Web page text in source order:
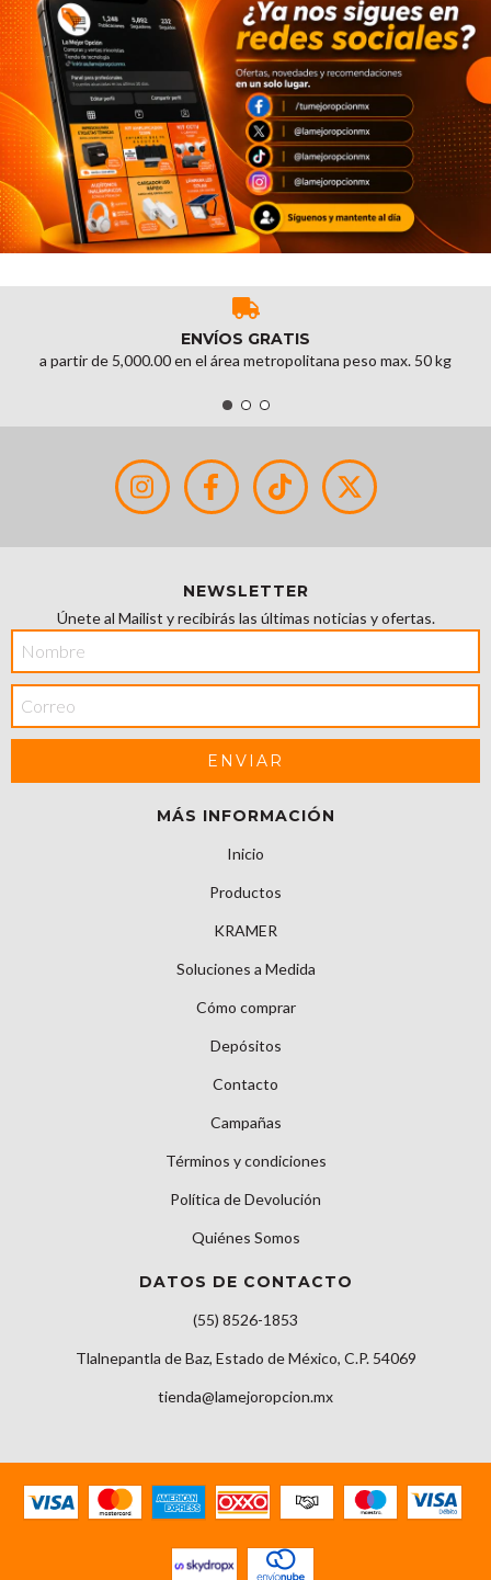
ENVÍOS GRATIS
a partir de 5,000.00 en el área metropolitana peso max. 50 kg
NEWSLETTER
Únete al Mailist y recibirás las últimas noticias y ofertas.
MÁS INFORMACIÓN
Inicio
Productos
KRAMER
Soluciones a Medida
Cómo comprar
Depósitos
Contacto
Campañas
Términos y condiciones
Política de Devolución
Quiénes Somos
DATOS DE CONTACTO
(55) 8526-1853
Tlalnepantla de Baz, Estado de México, C.P. 54069
tienda@lamejoropcion.mx